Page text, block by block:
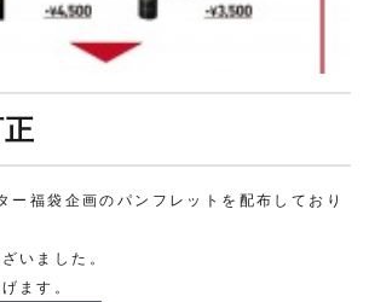
ー福袋企画のパンフレットを配布しており
いました。
ます。